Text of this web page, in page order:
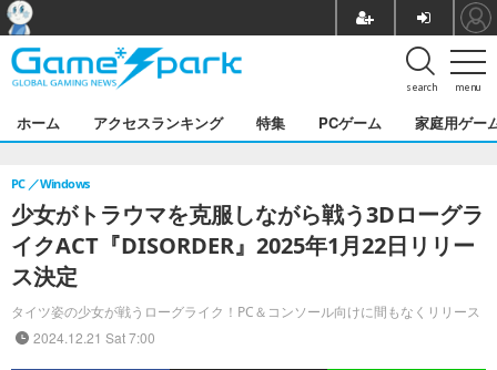
menu
search
ホーム アクセスランキング 特集 PCゲーム 家庭用ゲー
少女がトラウマを克服しながら戦う3Dローグラ
イクACT『DISORDER』2025年1月22日リリー
ス決定
タイツ姿の少女が戦うローグライク！PC＆コンソール向けに間もなくリリース
PC Windows
2024.12.21 Sat 7:00